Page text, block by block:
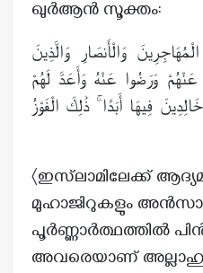
ഖുർആൻ സൂക്തം:
وَالْأَنصَارِ وَالَّذِينَ
وَرَضُوا عَنْهُ وَأَعَدَّ لَهُمْ
فِيهَا أَبَدًا ۚ ذَٰلِكَ الْفَوْزُ
〈ഇസ്‌ലാമിലേക്ക്
മുഹാജിറുകളും
പൂർണ്ണാർത്ഥത്തിൽ
അവരെയാണ് അല്ലാഹു